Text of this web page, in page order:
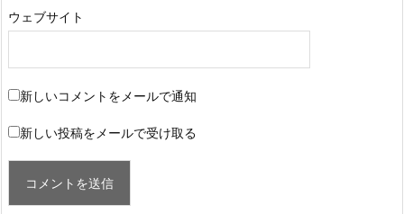
ウェブサイト
新しいコメントをメールで通知
新しい投稿をメールで受け取る